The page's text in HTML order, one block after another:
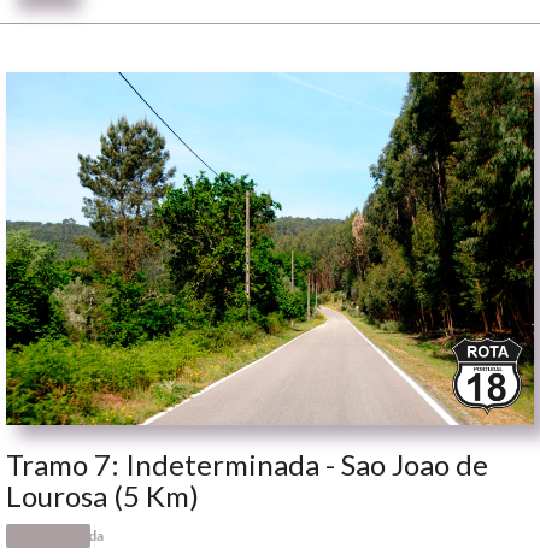
Tramo 7: Indeterminada - Sao Joao de
Lourosa (5 Km)
Indeterminada